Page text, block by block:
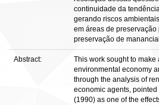
continuidade da
gerando riscos
em áreas de
preservação de
Abstract:
This work sought to
environmental economy
through the analysis of
economic agents,
(1990) as one of the